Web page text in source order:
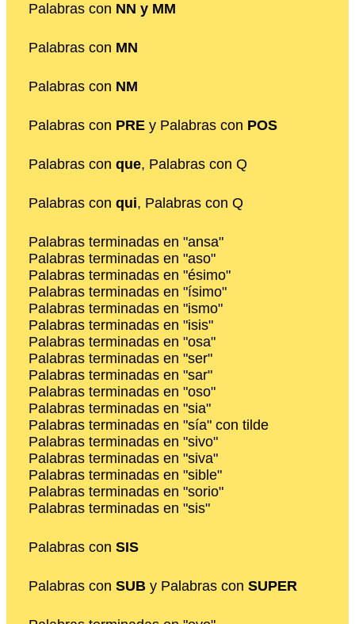
Palabras con NN y MM
Palabras con MN
Palabras con NM
Palabras con PRE y Palabras con POS
Palabras con que, Palabras con Q
Palabras con qui, Palabras con Q
Palabras terminadas en "ansa"
Palabras terminadas en "aso"
Palabras terminadas en "ésimo"
Palabras terminadas en "ísimo"
Palabras terminadas en "ismo"
Palabras terminadas en "isis"
Palabras terminadas en "osa"
Palabras terminadas en "ser"
Palabras terminadas en "sar"
Palabras terminadas en "oso"
Palabras terminadas en "sia"
Palabras terminadas en "sía" con tilde
Palabras terminadas en "sivo"
Palabras terminadas en "siva"
Palabras terminadas en "sible"
Palabras terminadas en "sorio"
Palabras terminadas en "sis"
Palabras con SIS
Palabras con SUB y Palabras con SUPER